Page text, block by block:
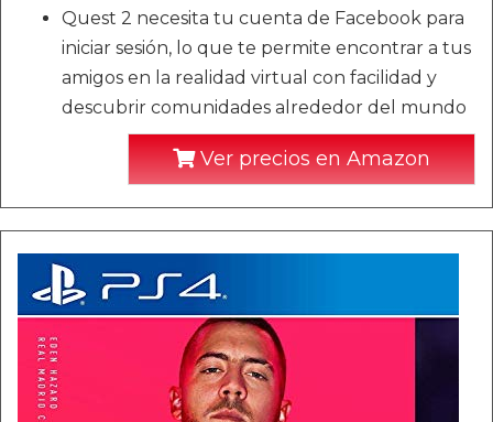
Quest 2 necesita tu cuenta de Facebook para
iniciar sesión, lo que te permite encontrar a tus
amigos en la realidad virtual con facilidad y
descubrir comunidades alrededor del mundo
Ver precios en Amazon